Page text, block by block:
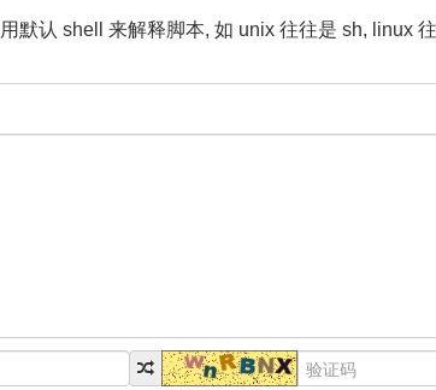
默认 shell 来解释脚本, 如 unix 往往是 sh, linux